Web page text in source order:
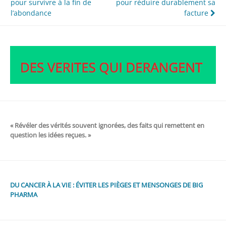
de
pour survivre à la fin de
l’abondance
pour réduire durablement sa
facture
« Révéler des vérités souvent ignorées, des faits qui remettent en
question les idées reçues. »
DU CANCER À LA VIE : ÉVITER LES PIÈGES ET MENSONGES DE BIG
PHARMA